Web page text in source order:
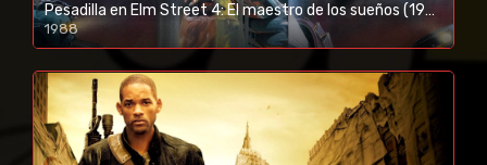
Pesadilla en Elm Street 4: El maestro de los sueños (1988) [BR-RIP] [HD-1080p]
1988